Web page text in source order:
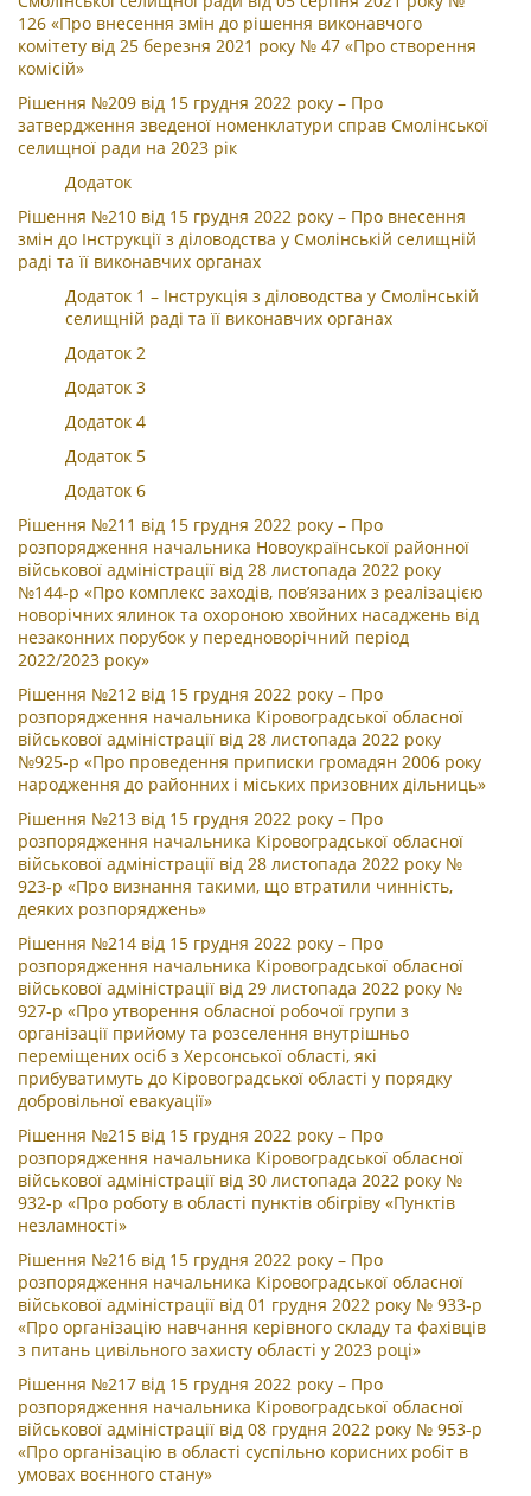
126 «Про внесення змін до рішення виконавчого
комітету від 25 березня 2021 року № 47 «Про створення
комісій»
Рішення №209 від 15 грудня 2022 року – Про
затвердження зведеної номенклатури справ Смолінської
селищної ради на 2023 рік
Додаток
Рішення №210 від 15 грудня 2022 року – Про внесення
змін до Інструкції з діловодства у Смолінській селищній
раді та її виконавчих органах
Додаток 1 – Інструкція з діловодства у Смолінській
селищній раді та її виконавчих органах
Додаток 2
Додаток 3
Додаток 4
Додаток 5
Додаток 6
Рішення №211 від 15 грудня 2022 року – Про
розпорядження начальника Новоукраїнської районної
військової адміністрації від 28 листопада 2022 року
№144-р «Про комплекс заходів, пов’язаних з реалізацією
новорічних ялинок та охороною хвойних насаджень від
незаконних порубок у передноворічний період
2022/2023 року»
Рішення №212 від 15 грудня 2022 року – Про
розпорядження начальника Кіровоградської обласної
військової адміністрації від 28 листопада 2022 року
№925-р «Про проведення приписки громадян 2006 року
народження до районних і міських призовних дільниць»
Рішення №213 від 15 грудня 2022 року – Про
розпорядження начальника Кіровоградської обласної
військової адміністрації від 28 листопада 2022 року №
923-р «Про визнання такими, що втратили чинність,
деяких розпоряджень»
Рішення №214 від 15 грудня 2022 року – Про
розпорядження начальника Кіровоградської обласної
військової адміністрації від 29 листопада 2022 року №
927-р «Про утворення обласної робочої групи з
організації прийому та розселення внутрішньо
переміщених осіб з Херсонської області, які
прибуватимуть до Кіровоградської області у порядку
добровільної евакуації»
Рішення №215 від 15 грудня 2022 року – Про
розпорядження начальника Кіровоградської обласної
військової адміністрації від 30 листопада 2022 року №
932-р «Про роботу в області пунктів обігріву «Пунктів
незламності»
Рішення №216 від 15 грудня 2022 року – Про
розпорядження начальника Кіровоградської обласної
військової адміністрації від 01 грудня 2022 року № 933-р
«Про організацію навчання керівного складу та фахівців
з питань цивільного захисту області у 2023 році»
Рішення №217 від 15 грудня 2022 року – Про
розпорядження начальника Кіровоградської обласної
військової адміністрації від 08 грудня 2022 року № 953-р
«Про організацію в області суспільно корисних робіт в
умовах воєнного стану»